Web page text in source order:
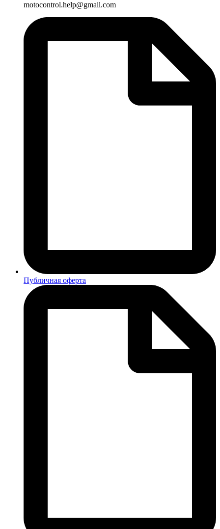
motocontrol.help@gmail.com
Публичная оферта